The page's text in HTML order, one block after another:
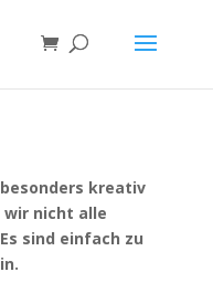
kreativ
nicht alle
sind einfach zu